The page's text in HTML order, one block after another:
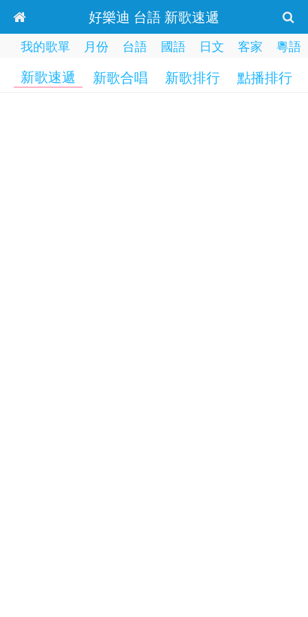
好樂迪 台語 新歌速遞
我的歌單 月份 台語 國語 日文 客家 粵語
新歌速遞 新歌合唱 新歌排行 點播排行